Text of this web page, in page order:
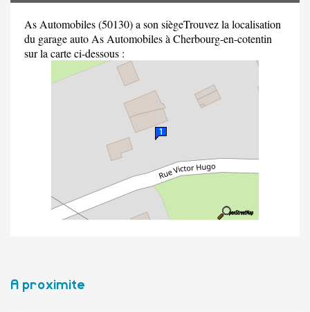
As Automobiles (50130) a son siègeTrouvez la localisation
du garage auto As Automobiles à Cherbourg-en-cotentin
sur la carte ci-dessous :
A proximite